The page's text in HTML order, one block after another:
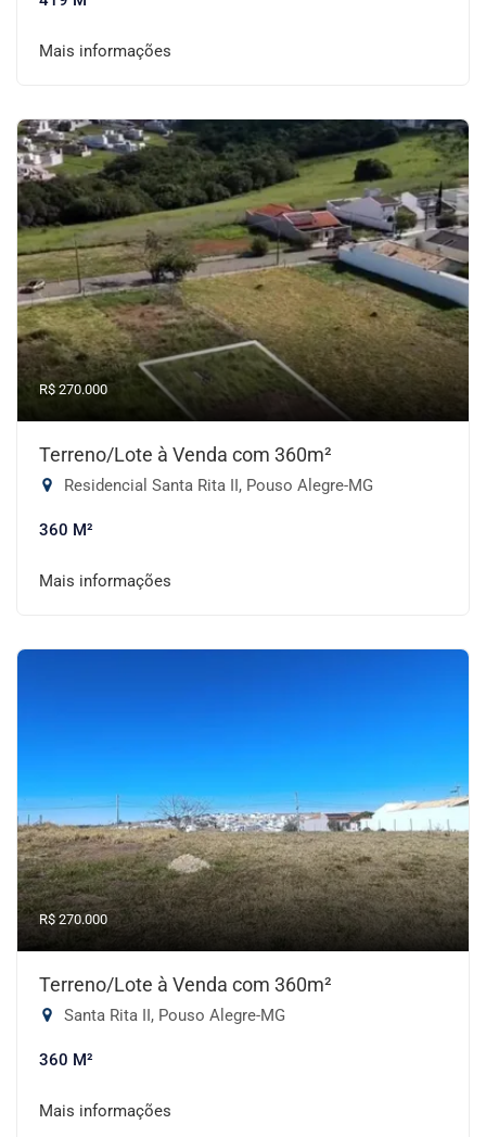
Mais informações
R$ 270.000
Terreno/Lote à Venda com 360m²
Residencial Santa Rita II, Pouso Alegre-MG
360 M²
Mais informações
R$ 270.000
Terreno/Lote à Venda com 360m²
Santa Rita II, Pouso Alegre-MG
360 M²
Mais informações